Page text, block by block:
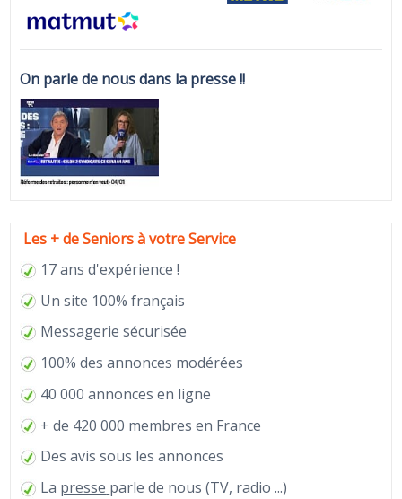
On parle de nous dans la presse !!
Les + de Seniors à votre Service
17 ans d'expérience !
Un site 100% français
Messagerie sécurisée
100% des annonces modérées
40 000 annonces en ligne
+ de 420 000 membres en France
Des avis sous les annonces
La presse parle de nous (TV, radio ...)